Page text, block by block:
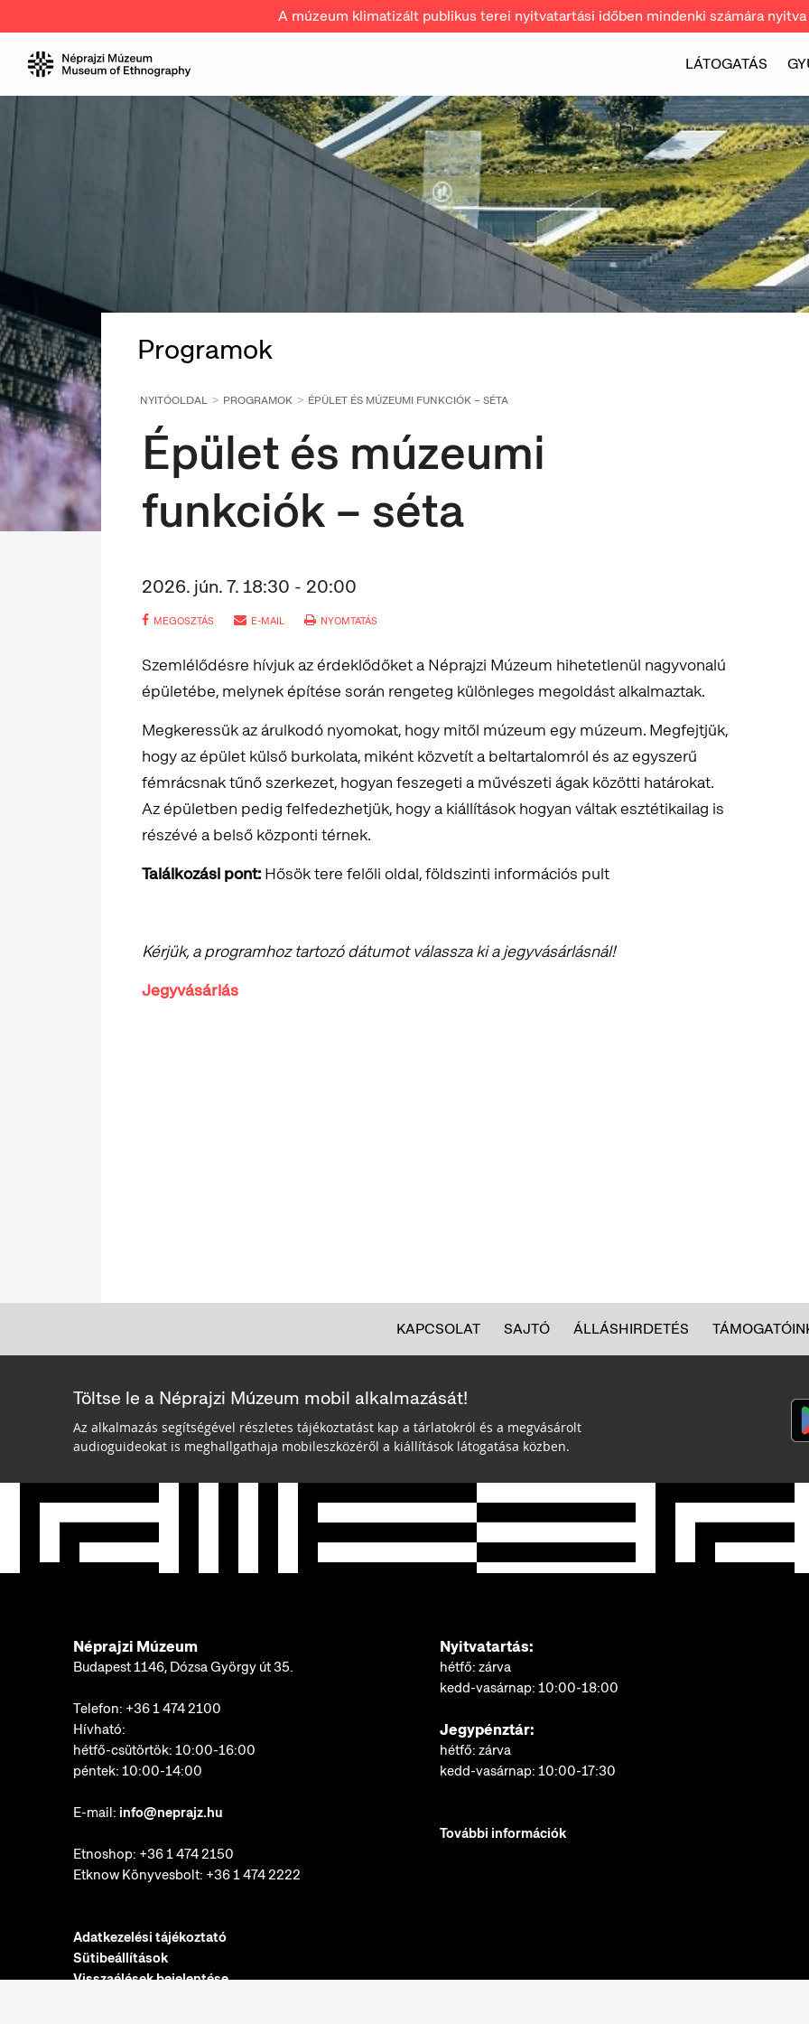
A múzeum klimatizált publikus terei nyitvatartási időben mindenki számára nyitva
LÁTOGATÁS
Programok
NYITÓOLDAL PROGRAMOK ÉPÜLET ÉS MÚZEUMI FUNKCIÓK – SÉTA
Épület és múzeumi
funkciók – séta
2026. jún. 7. 18:30 - 20:00
MEGOSZTÁS E-MAIL NYOMTATÁS
Szemlélődésre hívjuk az érdeklődőket a Néprajzi Múzeum hihetetlenül nagyvonalú
épületébe, melynek építése során rengeteg különleges megoldást alkalmaztak.
Megkeressük az árulkodó nyomokat, hogy mitől múzeum egy múzeum. Megfejtjük,
hogy az épület külső burkolata, miként közvetít a beltartalomról és az egyszerű
fémrácsnak tűnő szerkezet, hogyan feszegeti a művészeti ágak közötti határokat.
Az épületben pedig felfedezhetjük, hogy a kiállítások hogyan váltak esztétikailag is
részévé a belső központi térnek.
Találkozási pont: Hősök tere felőli oldal, földszinti információs pult
Kérjük, a programhoz tartozó dátumot válassza ki a jegyvásárlásnál!
Jegyvásárlás
KAPCSOLAT SAJTÓ ÁLLÁSHIRDETÉS
Töltse le a Néprajzi Múzeum mobil alkalmazását!
Az alkalmazás segítségével részletes tájékoztatást kap a tárlatokról és a megvásárolt
audioguideokat is meghallgathaja mobileszközéről a kiállítások látogatása közben.
Néprajzi Múzeum
Budapest 1146, Dózsa György út 35.
Telefon: +36 1 474 2100
Hívható:
hétfő-csütörtök: 10:00-16:00
péntek: 10:00-14:00
E-mail: info@neprajz.hu
Etnoshop: +36 1 474 2150
Etknow Könyvesbolt: +36 1 474 2222
Adatkezelési tájékoztató
Sütibeállítások
Visszaélések bejelentése
Nyitvatartás:
hétfő: zárva
kedd-vasárnap: 10:00-18:00
Jegypénztár:
hétfő: zárva
kedd-vasárnap: 10:00-17:30
További információk